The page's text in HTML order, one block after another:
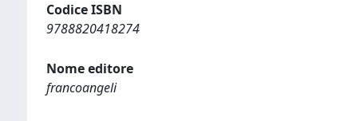
Codice ISBN
9788820418274
Nome editore
francoangeli